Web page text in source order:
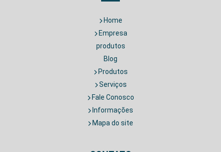
Home
Empresa
produtos
Blog
Produtos
Serviços
Fale Conosco
Informações
Mapa do site